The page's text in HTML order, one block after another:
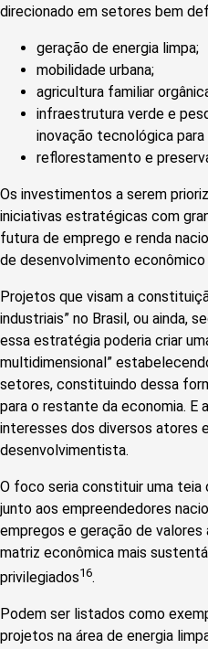
direcionado em setores bem
geração de energia limpa;
mobilidade urbana;
agricultura familiar
infraestrutura verde e
inovação tecnológica
reflorestamento e
Os investimentos a serem
iniciativas estratégicas com
futura de emprego e renda
de desenvolvimento
Projetos que visam a
industriais” no Brasil, ou ainda,
essa estratégia poderia criar
multidimensional”
setores, constituindo dessa
para o restante da economia. E
interesses dos diversos atores
desenvolvimentista.
O foco seria constituir uma
junto aos empreendedores
empregos e geração de valores
matriz econômica mais
privilegiados16.
Podem ser listados como
projetos na área de energia